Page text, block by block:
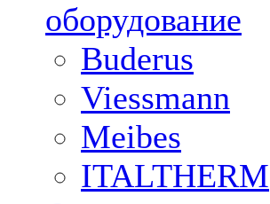
оборудование
Buderus
Viessmann
Meibes
ITALTHERM